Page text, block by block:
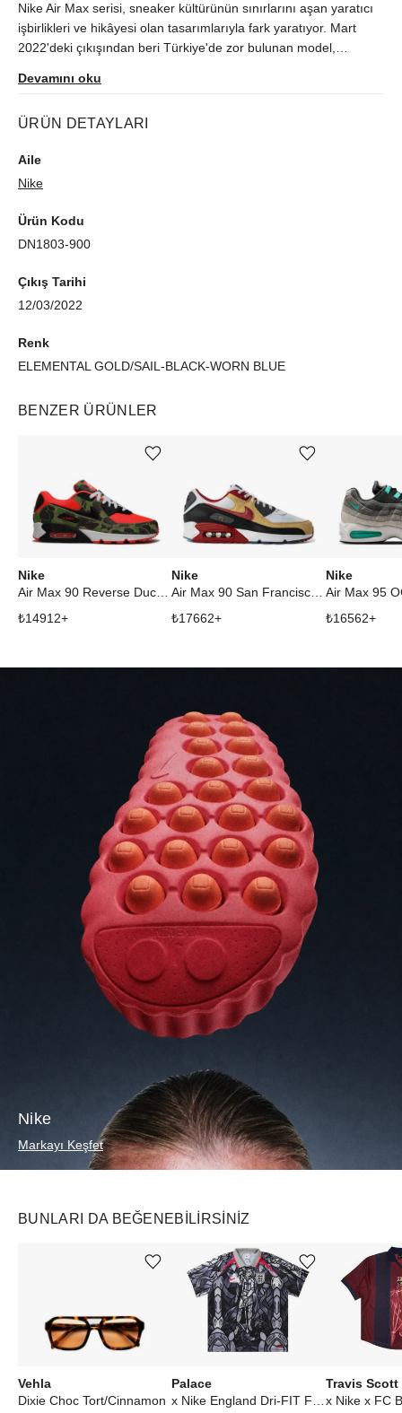
Nike Air Max serisi, sneaker kültürünün sınırlarını aşan yaratıcı
işbirlikleri ve hikâyesi olan tasarımlarıyla fark yaratıyor. Mart
2022'deki çıkışından beri Türkiye'de zor bulunan model,
Devamını oku
ÜRÜN DETAYLARI
Aile
Nike
Ürün Kodu
DN1803-900
Çıkış Tarihi
12/03/2022
Renk
ELEMENTAL GOLD/SAIL-BLACK-WORN BLUE
BENZER ÜRÜNLER
Nike
₺14912+
Ürünü istek listesine ekle veya listeden çıkar
Nike
₺17662+
Ürünü istek listesine ekle veya listeden çıkar
Nike
₺16562+
Nike
Markayı Keşfet
BUNLARI DA BEĞENEBILIRSINIZ
Vehla
Dixie Choc Tort/Cinnamon
Ürünü istek listesine ekle veya listeden çıkar
Palace
x Nike England Dri-FIT Football Jersey Pewter Grey/Bright Crimson
Ürünü istek listesine ekle veya listeden çıkar
Travis Scott